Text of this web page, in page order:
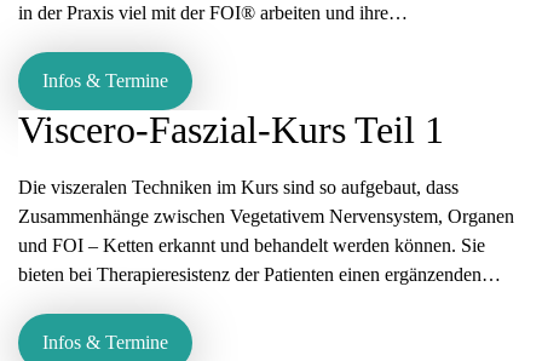
in der Praxis viel mit der FOI® arbeiten und ihre…
Infos & Termine
Viscero-Faszial-Kurs Teil 1
Die viszeralen Techniken im Kurs sind so aufgebaut, dass
Zusammenhänge zwischen Vegetativem Nervensystem, Organen
und FOI – Ketten erkannt und behandelt werden können. Sie
bieten bei Therapieresistenz der Patienten einen ergänzenden…
Infos & Termine